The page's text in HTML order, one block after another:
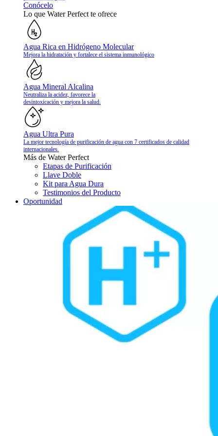
Conócelo
Lo que Water Perfect te ofrece
Agua Rica en Hidrógeno Molecular
Mejora la hidratación y fortalece el sistema inmunológico
Agua Mineral Alcalina
Neutraliza la acidez, favorece la
desintoxicación y mejora la salud.
Agua Ultra Pura
La mejor tecnología de purificación de agua con 7 certificados de calidad
internacionales.
Más de Water Perfect
Etapas de Purificación
Llave Doble
Kit para Agua Dura
Testimonios del Producto
Oportunidad